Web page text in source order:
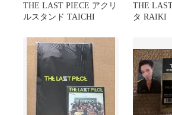
THE LAST PIECE アクリ
ルスタンド TAICHI
THE
タ RAIKI